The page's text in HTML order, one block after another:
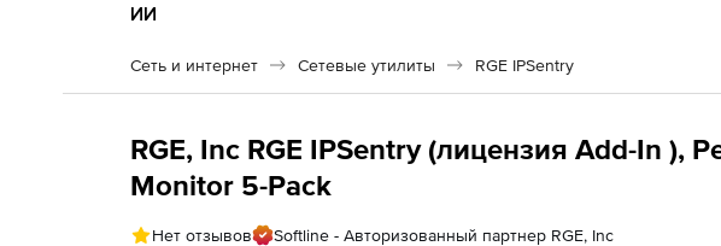
ИИ
Сеть и интернет Сетевые утилиты RGE IPSentry
RGE, Inc RGE IPSentry (лицензия Add-In ),
Monitor 5-Pack
Нет отзывов
Softline - Авторизованный партнер RGE, Inc